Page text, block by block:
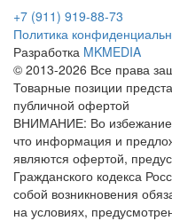
+7 (911) 919-88-73
Политика
Разработка MKMEDIA
© 2013-2026 Все права
Товарные позиции
публичной офертой
ВНИМАНИЕ: Во
что информация и
являются офертой,
Гражданского кодекса
собой возникновения
на условиях,